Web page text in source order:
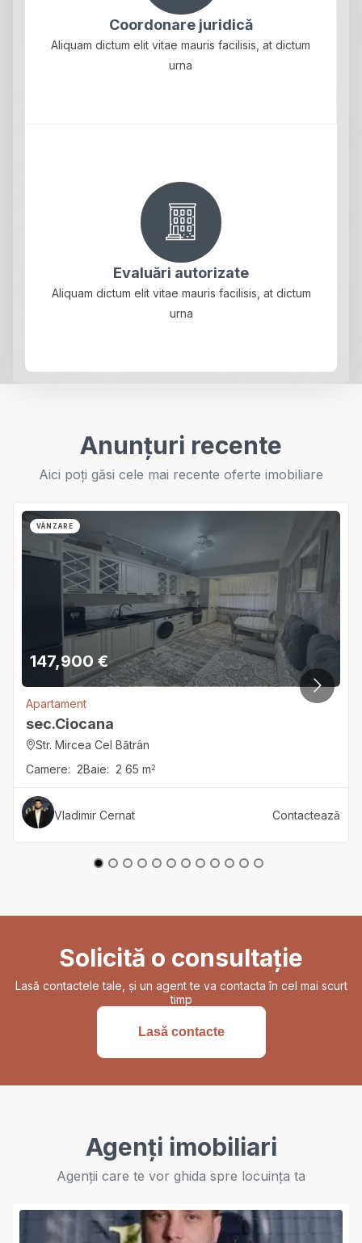
Coordonare juridică
Aliquam dictum elit vitae mauris facilisis, at dictum
urna
Evaluări autorizate
Aliquam dictum elit vitae mauris facilisis, at dictum
urna
Anunțuri recente
Aici poți găsi cele mai recente oferte imobiliare
VÂNZARE
147,900 €
Apartament
sec.Ciocana
Str. Mircea Cel Bătrân
Camere: 2Baie: 2 65 m2
Vladimir Cernat Contactează
Solicită o consultație
Lasă contactele tale, și un agent te va contacta în cel mai scurt
timp
Lasă contacte
Agenți imobiliari
Agenții care te vor ghida spre locuința ta